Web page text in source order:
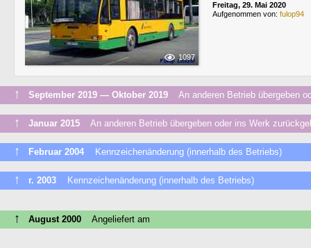
1097
Freitag, 29. Mai 2020
Aufgenommen von: fulop94
↑ September 2019 — Oktober 2019 An anderen Betrieb übergeben
↑ Januar 2015 An anderen Betrieb übergeben oder ins Werk
↑ Februar 2004 Kennzeichenänderung (innerhalb des Betriebs)
↑ г. 2003 Kennzeichenänderung (innerhalb des Betriebs)
↑ August 2000 Angeliefert am